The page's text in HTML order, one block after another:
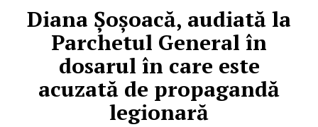
Diana Șoșoacă, audiată la
Parchetul General în
dosarul în care este
acuzată de propagandă
legionară